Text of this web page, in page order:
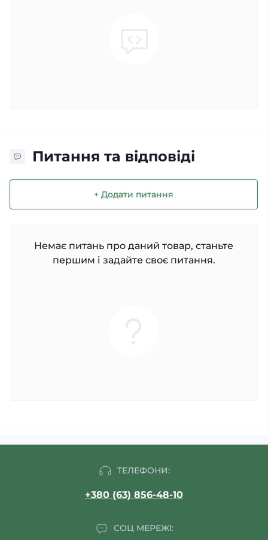
Питання та відповіді
+ Додати питання
Немає питань про даний товар, станьте
першим і задайте своє питання.
ТЕЛЕФОНИ:
+380 (63) 856-48-10
СОЦ МЕРЕЖІ: